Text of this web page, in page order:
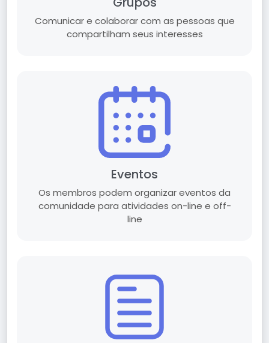
Comunicar e colaborar com as pessoas que
compartilham seus interesses
Eventos
Os membros podem organizar eventos da
comunidade para atividades on-line e off-
line